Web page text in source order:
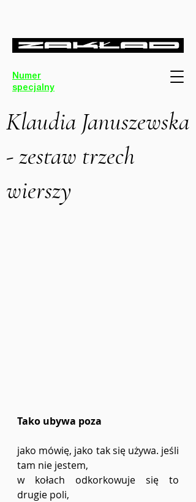
Numer
specjalny
Klaudia Januszewska
- zestaw trzech
wierszy
Tako ubywa poza
jako mówię, jako tak się używa. jeśli
tam nie jestem,
w kołach odkorkowuje się to
drugie poli,